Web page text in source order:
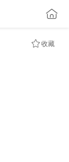
收藏